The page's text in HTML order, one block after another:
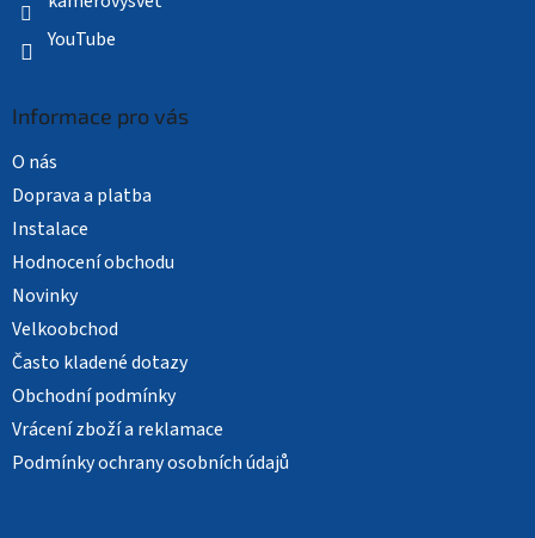
YouTube
Informace pro vás
O nás
Doprava a platba
Instalace
Hodnocení obchodu
Novinky
Velkoobchod
Často kladené dotazy
Obchodní podmínky
Vrácení zboží a reklamace
Podmínky ochrany osobních údajů